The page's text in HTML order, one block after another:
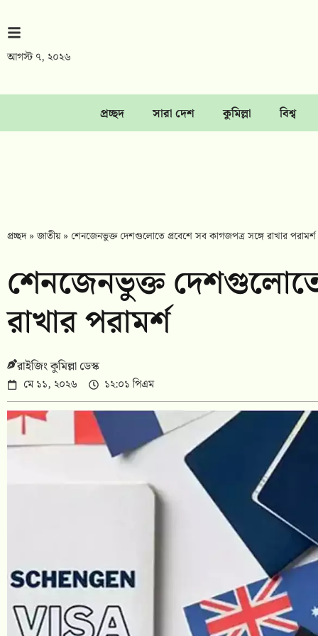
আগস্ট ৭, ২০২৬
প্রচ্ছদ সারা দেশ কুমিল্লা বিশ্ব
প্রচ্ছদ»জাতীয়» শেনজেনভুক্ত দেশগুলোতে প্রবেশে সব কাগজপত্র সঙ্গে রাখার পরামর্শ
শেনজেনভুক্ত
রাখার পরামর্শ
রাইজিং কুমিল্লা ডেস্ক
মে ১১, ২০২৬ ১২:০১ পিএম